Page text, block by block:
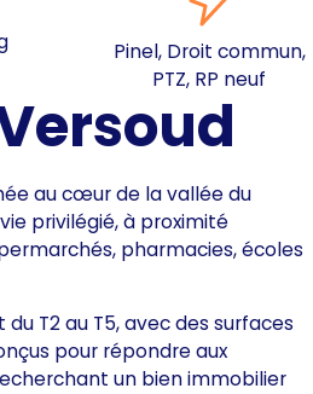
Pinel, Droit commun,
PTZ, RP neuf
au cœur de la vallée du
privilégié, à proximité
pharmacies, écoles
T2 au T5, avec des surfaces
pour répondre aux
un bien immobilier